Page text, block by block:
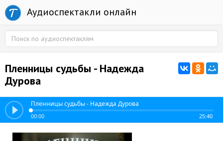
Аудиоспектакли онлайн
Пленницы судьбы - Надежда
Дурова
Пленницы судьбы - Надежда Дурова
00:00 25:40